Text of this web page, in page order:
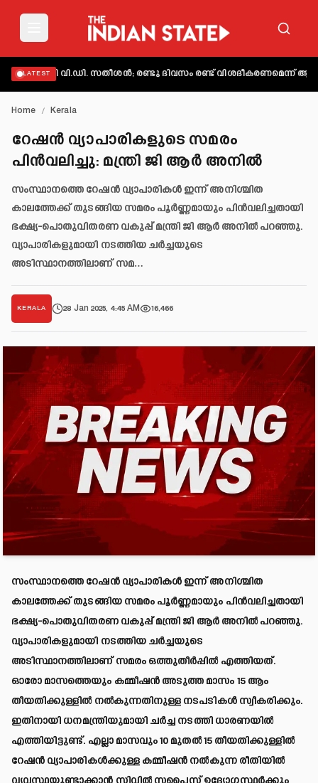
LATESTവി.ഡി. സതീശൻ; രണ്ടു ദിവസം രണ്ട് വിശദീകരണമെന്ന്
Home / Kerala
റേഷൻ വ്യാപാരികളുടെ സമരം
പിൻവലിച്ചു: മന്ത്രി ജി ആർ അനിൽ
സംസ്ഥാനത്തെ റേഷൻ വ്യാപാരികൾ ഇന്ന് അനിശ്ചിത
കാലത്തേക്ക് തുടങ്ങിയ സമരം പൂർണ്ണമായും പിൻവലിച്ചതായി
ഭക്ഷ്യ-പൊതുവിതരണ വകുപ്പ് മന്ത്രി ജി ആർ അനിൽ പറഞ്ഞു.
വ്യാപാരികളുമായി നടത്തിയ ചർച്ചയുടെ
അടിസ്ഥാനത്തിലാണ് സമ…
KERALA 28 Jan 2025, 4:45 AM 16,466
സംസ്ഥാനത്തെ റേഷൻ വ്യാപാരികൾ ഇന്ന് അനിശ്ചിത
കാലത്തേക്ക് തുടങ്ങിയ സമരം പൂർണ്ണമായും പിൻവലിച്ചതായി
ഭക്ഷ്യ-പൊതുവിതരണ വകുപ്പ് മന്ത്രി ജി ആർ അനിൽ പറഞ്ഞു.
വ്യാപാരികളുമായി നടത്തിയ ചർച്ചയുടെ
അടിസ്ഥാനത്തിലാണ് സമരം ഒത്തുതീർപ്പിൽ എത്തിയത്.
ഓരോ മാസത്തെയും കമ്മീഷൻ അടുത്ത മാസം 15 ആം
തീയതിക്കുള്ളിൽ നൽകുന്നതിനുള്ള നടപടികൾ സ്വീകരിക്കും.
ഇതിനായി ധനമന്ത്രിയുമായി ചർച്ച നടത്തി ധാരണയിൽ
എത്തിയിട്ടുണ്ട്. എല്ലാ മാസവും 10 മുതൽ 15 തീയതിക്കുള്ളിൽ
റേഷൻ വ്യാപാരികൾക്കുള്ള കമ്മീഷൻ നൽകുന്ന രീതിയിൽ